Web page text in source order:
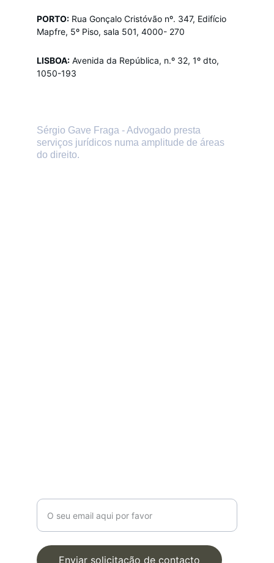
PORTO: Rua Gonçalo Cristóvão nº. 347, Edifício
Mapfre, 5º Piso, sala 501, 4000- 270
LISBOA: Avenida da República, n.º 32, 1º dto,
1050-193
Enviar solicitação de contacto
Sérgio Gave Fraga - Advogado presta
serviços jurídicos numa amplitude de áreas
do direito.